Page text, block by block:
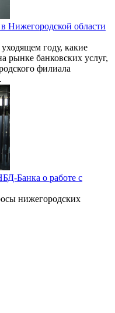
Нижегородской области
году, какие
рынке банковских услуг,
филиала
Банка о работе с
нижегородских